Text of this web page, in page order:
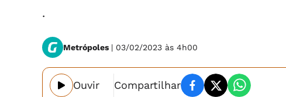
.
Metrópoles | 03/02/2023 às 4h00
Ouvir Compartilhar